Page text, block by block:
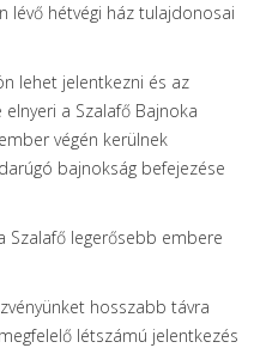
lévő hétvégi ház tulajdonosai
lehet jelentkezni és az
a Szalafő Bajnoka
végén kerülnek
bajnokság befejezése
Szalafő legerősebb embere
hosszabb távra
létszámú jelentkezés